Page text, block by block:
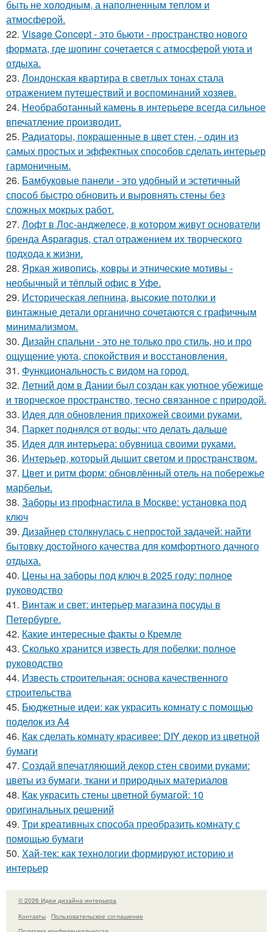
быть не холодным, а наполненным теплом и
атмосферой.
22. Visage Concept - это бьюти - пространство нового
формата, где шопинг сочетается с атмосферой уюта и
отдыха.
23. Лондонская квартира в светлых тонах стала
отражением путешествий и воспоминаний хозяев.
24. Необработанный камень в интерьере всегда сильное
впечатление производит.
25. Радиаторы, покрашенные в цвет стен, - один из
самых простых и эффектных способов сделать интерьер
гармоничным.
26. Бамбуковые панели - это удобный и эстетичный
способ быстро обновить и выровнять стены без
сложных мокрых работ.
27. Лофт в Лос-анджелесе, в котором живут основатели
бренда Asparagus, стал отражением их творческого
подхода к жизни.
28. Яркая живопись, ковры и этнические мотивы -
необычный и тёплый офис в Уфе.
29. Историческая лепнина, высокие потолки и
винтажные детали органично сочетаются с графичным
минимализмом.
30. Дизайн спальни - это не только про стиль, но и про
ощущение уюта, спокойствия и восстановления.
31. Функциональность с видом на город.
32. Летний дом в Дании был создан как уютное убежище
и творческое пространство, тесно связанное с природой.
33. Идея для обновления прихожей своими руками.
34. Паркет поднялся от воды: что делать дальше
35. Идея для интерьера: обувница своими руками.
36. Интерьер, который дышит светом и пространством.
37. Цвет и ритм форм: обновлённый отель на побережье
марбельи.
38. Заборы из профнастила в Москве: установка под
ключ
39. Дизайнер столкнулась с непростой задачей: найти
бытовку достойного качества для комфортного дачного
отдыха.
40. Цены на заборы под ключ в 2025 году: полное
руководство
41. Винтаж и свет: интерьер магазина посуды в
Петербурге.
42. Какие интересные факты о Кремле
43. Сколько хранится известь для побелки: полное
руководство
44. Известь строительная: основа качественного
строительства
45. Бюджетные идеи: как украсить комнату с помощью
поделок из А4
46. Как сделать комнату красивее: DIY декор из цветной
бумаги
47. Создай впечатляющий декор стен своими руками:
цветы из бумаги, ткани и природных материалов
48. Как украсить стены цветной бумагой: 10
оригинальных решений
49. Три креативных способа преобразить комнату с
помощью бумаги
50. Хай-тек: как технологии формируют историю и
интерьер
© 2026 Идеи дизайна интерьера
Контакты
Пользовательское соглашение